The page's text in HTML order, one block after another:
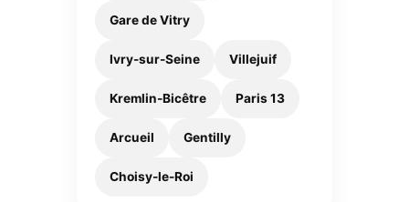
Gare de Vitry
Ivry-sur-Seine Villejuif
Kremlin-Bicêtre Paris 13
Arcueil Gentilly
Choisy-le-Roi